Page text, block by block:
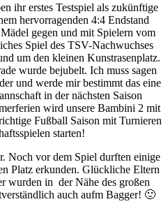
ihr erstes Testspiel als zukünftige
hervorragenden 4:4 Endstand
gegen und mit Spielern vom
Spiel des TSV-Nachwuchses
um den kleinen Kunstrasenplatz.
wurde bejubelt. Ich muss sagen
und werde mir bestimmt das eine
in der nächsten Saison
wird unsere Bambini 2 mit
Fußball Saison mit Turnieren
starten!
Noch vor dem Spiel durften einige
Platz erkunden. Glückliche Eltern
wurden in der Nähe des großen
auch aufm Bagger! 🙂